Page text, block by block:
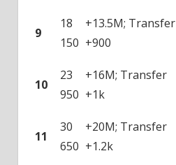
9
18
150
+13.5M; Transfer
+900
10
23
950
+16M; Transfer
+1k
11
30
650
+20M; Transfer
+1.2k